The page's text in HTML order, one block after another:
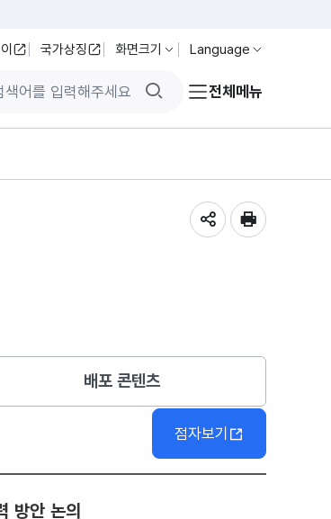
국가상징 화면크기 Language
검색버튼전체메뉴
배포 콘텐츠
점자보기
방안 논의